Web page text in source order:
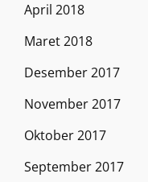
April 2018
Maret 2018
Desember 2017
November 2017
Oktober 2017
September 2017